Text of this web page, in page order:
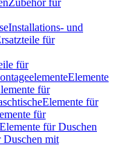
Zubehör für
Installations- und
für
für
Elemente
für
Elemente für
für
Elemente für Duschen
Duschen mit